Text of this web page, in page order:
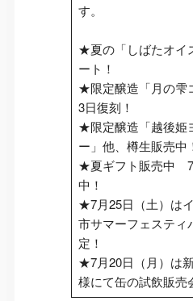
す。
★夏の「しばたオイ
ート！
★限定醸造「月の雫
3日復刻！
★限定醸造「越後姫
ー」他、樽生販売
★夏ギフト販売中 7
中！
★7月25日（土）は
市サマーフェスティ
定！
★7月20日（月）は
様にて缶の試飲販売